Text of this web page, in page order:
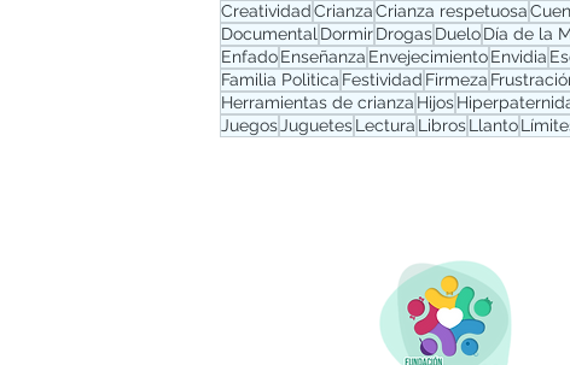
CreatividadCrianzaCrianza respetuosa
Documental DormirDrogasDueloDía de la
EnfadoEnseñanza EnvejecimientoEnvidia
Familia Polìtica Festividad Firmeza
Herramientas de crianza Hijos
Juegos JuguetesLectura LibrosLlanto